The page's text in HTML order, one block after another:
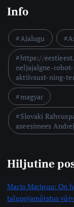
Info
Ajalugu
https://
neljajalgne-
aktiivsust-ning-
magyar
Slovaki
aseesimees
Hiljutine
Mario Maripuu: On
talupojamõistus